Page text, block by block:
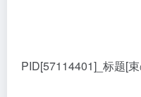
PID[57114401]_标题[